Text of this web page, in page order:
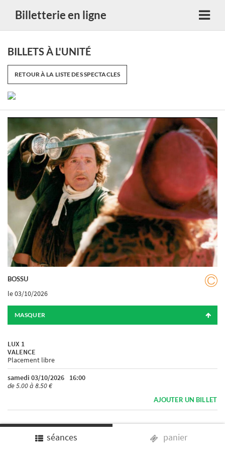
Billetterie en ligne
séances panier
BILLETS À L'UNITÉ
RETOUR À LA LISTE DES SPECTACLES
BOSSU
le 03/10/2026
MASQUER
LUX 1
VALENCE
Placement libre
samedi 03/10/2026
16:00
de 5.00 à 8.50 €
AJOUTER UN BILLET